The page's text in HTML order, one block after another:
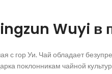
Wuyi в
с гор Уи. Чай обладает
поклонникам чайной